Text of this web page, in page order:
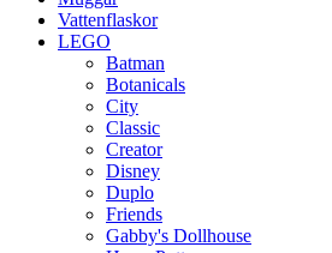
Vattenflaskor
LEGO
Batman
Botanicals
City
Classic
Creator
Disney
Duplo
Friends
Gabby's Dollhouse